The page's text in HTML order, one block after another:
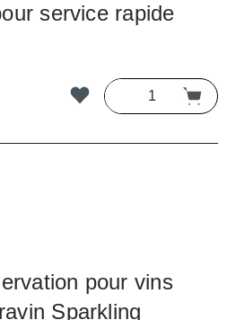
service rapide
pour vins
Sparkling